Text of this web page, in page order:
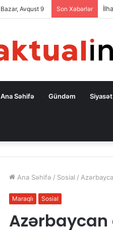
Bazar, Avqust 9 Son Xəbərlər
Ana Səhifə Gündəm Siyasət
Ana Səhifə / Sosial /
Maraqlı Sosial
Azərbaycan